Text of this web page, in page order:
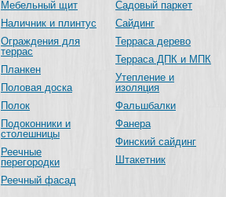
Мебельный щит
Наличник и плинтус
Ограждения для
террас
Планкен
Половая доска
Полок
Подоконники и
столешницы
Реечные
перегородки
Реечный фасад
Садовый паркет
Сайдинг
Терраса дерево
Терраса ДПК и МПК
Утепление и
изоляция
Фальшбалки
Фанера
Финский сайдинг
Штакетник